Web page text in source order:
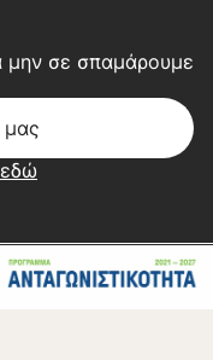
μην σε σπαμάρουμε
μας
Created by